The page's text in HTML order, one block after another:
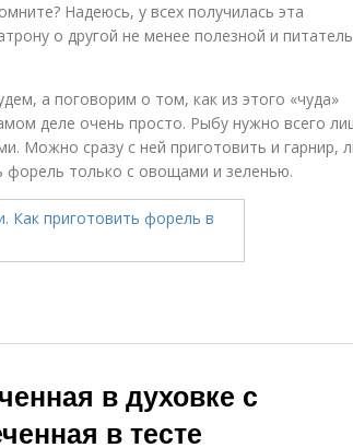
Надеюсь, у всех получилась эта
о другой не менее полезной и
а поговорим о том, как из этого «чуда»
деле очень просто. Рыбу нужно всего
Можно сразу с ней приготовить и гарнир,
форель только с овощами и зеленью.
в духовке с
в тесте